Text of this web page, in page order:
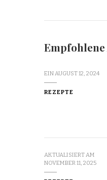
EINAUGUST 12, 2024
REZEPTE
AKTUALISIERT AM
NOVEMBER 11, 2025